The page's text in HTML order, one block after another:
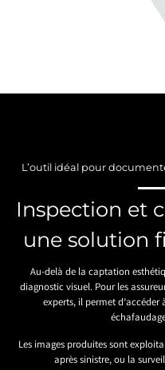
L’outil idéal pour
Inspection et
une solution
Au-delà de la captation
diagnostic visuel. Pour les
experts, il permet d’accéder
Les images produites sont
après sinistre, ou la